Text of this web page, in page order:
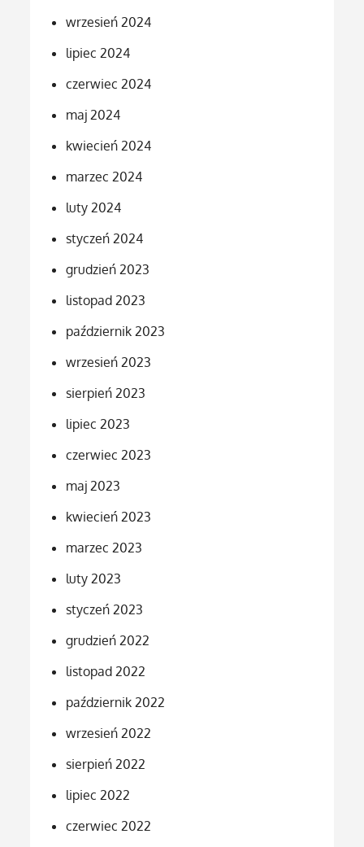
wrzesień 2024
lipiec 2024
czerwiec 2024
maj 2024
kwiecień 2024
marzec 2024
luty 2024
styczeń 2024
grudzień 2023
listopad 2023
październik 2023
wrzesień 2023
sierpień 2023
lipiec 2023
czerwiec 2023
maj 2023
kwiecień 2023
marzec 2023
luty 2023
styczeń 2023
grudzień 2022
listopad 2022
październik 2022
wrzesień 2022
sierpień 2022
lipiec 2022
czerwiec 2022